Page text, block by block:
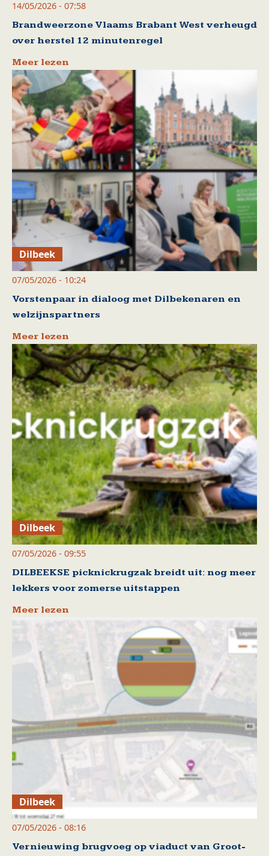
14/05/2026 - 07:58
Brandweerzone Vlaams Brabant West verheugd
over herstel 12 minutenregel
Meer lezen
Dilbeek
07/05/2026 - 10:24
Vorstenpaar in dialoog met Dilbekenaren en
welzijnspartners
Meer lezen
Dilbeek
07/05/2026 - 09:55
DILBEEKSE picknickrugzak breidt uit: nog meer
lekkers voor zomerse uitstappen
Meer lezen
Dilbeek
07/05/2026 - 08:16
Vernieuwing brugvoeg op viaduct van Groot-